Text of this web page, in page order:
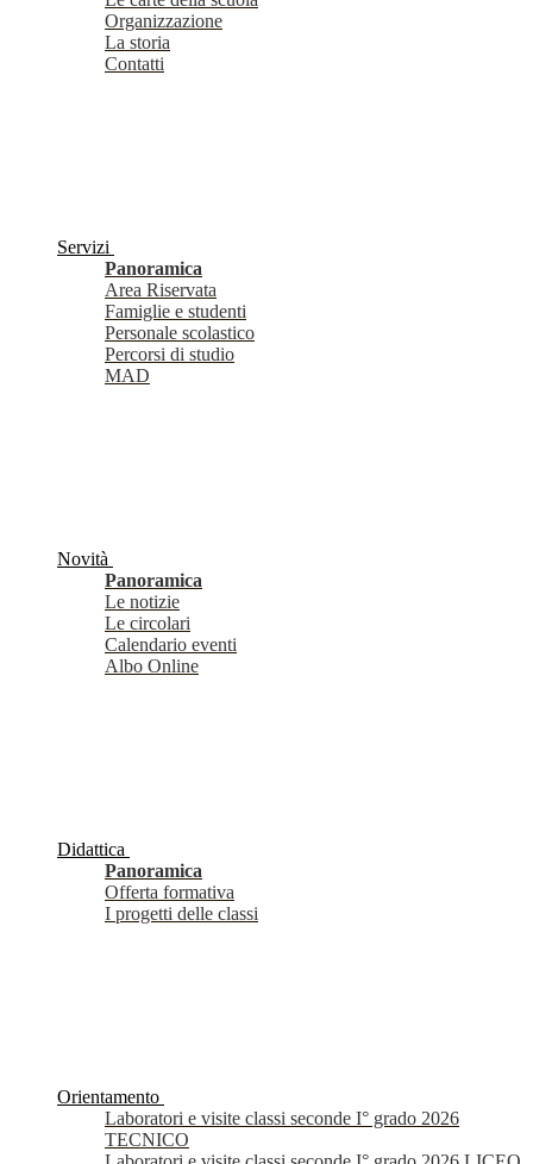
Organizzazione
La storia
Contatti
Servizi
Panoramica
Area Riservata
Famiglie e studenti
Personale scolastico
Percorsi di studio
MAD
Novità
Panoramica
Le notizie
Le circolari
Calendario eventi
Albo Online
Didattica
Panoramica
Offerta formativa
I progetti delle classi
Orientamento
Laboratori e visite classi seconde I° grado 2026
TECNICO